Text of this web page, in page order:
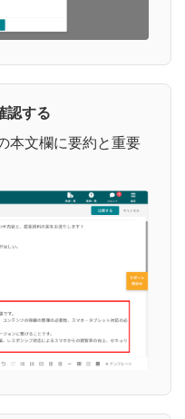
認する
本文欄に要約と重要